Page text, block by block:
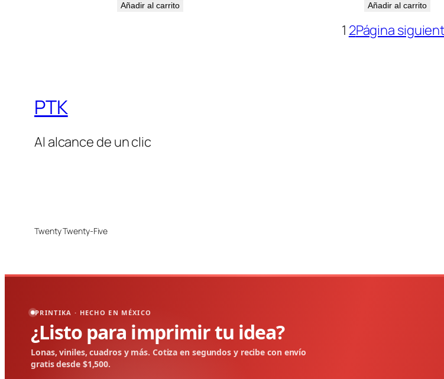
Añadir al carrito Añadir al carrito
1 2Página
PTK
Al alcance de un clic
Twenty Twenty-Five
PRINTIKA · HECHO EN MÉXICO
¿Listo para imprimir tu idea?
Lonas, viniles, cuadros y más. Cotiza en segundos y recibe con envío
gratis desde $1,500.